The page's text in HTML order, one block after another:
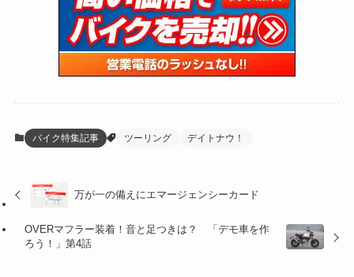
(65)
(109)
(15)
(5)
(17)
(5)
(32)
(61)
(13)
(60)
(171)
(38)
(47)
(59)
(36)
(47)
(35)
(41)
(12)
(16)
(8)
(16)
バイク特集記事 ツーリング デイトナウ！
万が一の備えにエマージェンシーカード
OVERマフラー装着！音と足つきは？ 「デモ車を作
ろう！」第4話